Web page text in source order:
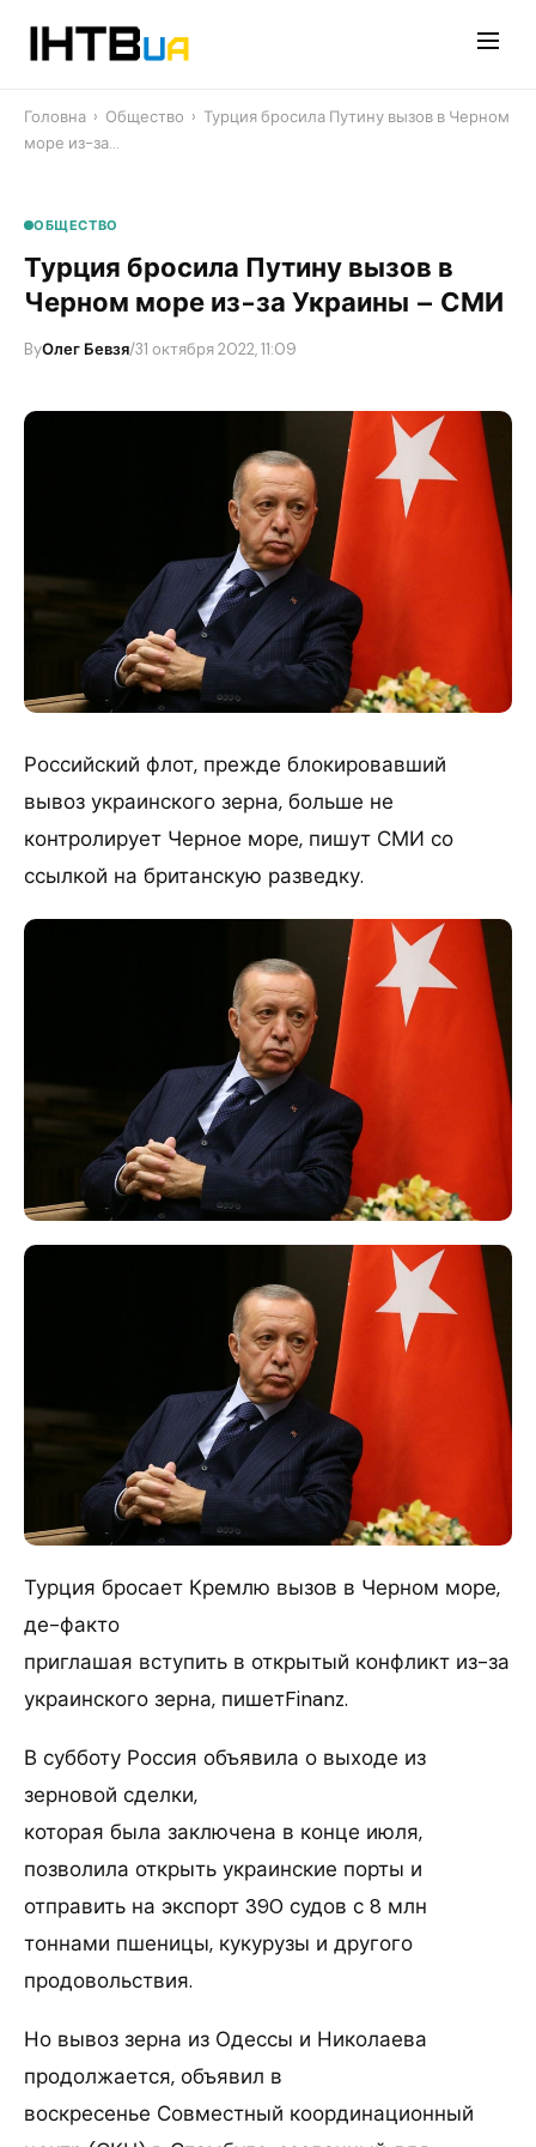
Головна › Общество › Турция бросила Путину вызов в Черном
море из-за…
ОБЩЕСТВО
Турция бросила Путину вызов в
Черном море из-за Украины – СМИ
ByОлег Бевзя/31 октября 2022, 11:09
Российский флот, прежде блокировавший
вывоз украинского зерна, больше не
контролирует Черное море, пишут СМИ со
ссылкой на британскую разведку.
Турция бросает Кремлю вызов в Черном море,
де-факто
приглашая вступить в открытый конфликт из-за
украинского зерна, пишетFinanz.
В субботу Россия объявила о выходе из
зерновой сделки,
которая была заключена в конце июля,
позволила открыть украинские порты и
отправить на экспорт 390 судов с 8 млн
тоннами пшеницы, кукурузы и другого
продовольствия.
Но вывоз зерна из Одессы и Николаева
продолжается, объявил в
воскресенье Совместный координационный